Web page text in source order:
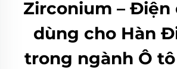
Zirconium – Điện
dùng cho Hàn
trong ngành Ô tô